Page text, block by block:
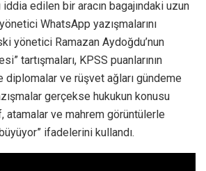
iddia edilen bir aracın bagajındaki uzun
WhatsApp yazışmalarını
yönetici Ramazan Aydoğdu’nun
tartışmaları, KPSS puanlarının
ve rüşvet ağları gündeme
gerçekse hukukun konusu
atamalar ve mahrem görüntülerle
ifadelerini kullandı.